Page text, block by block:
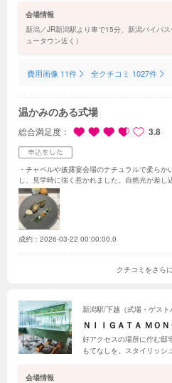
会場情報
新潟／JR新潟駅より車で15分、新潟バイパ
ュータウン近く）
費用画像 11件 全クチコミ 1027件
温かみのある式場
総合満足度 3.8
・チャペルや披露宴会場のナチュラルで柔ら
し、見学時に強く惹かれました。自然光が差し
とリラックスして過ごせる点も大きな魅力でし
で温かい対応にも安心感があり、当日のイメー
の一つです。貸切空間で自分たちらしい演出が
も魅力に感じました。費用やプランの説明も明
の距離感を大切にしたい方にぴったりの会場だ
自由度についても事前に確認しておくと良いと
成約： 2026-03-22 00:00:00.0
クチコミをさら
新潟駅/下越（式場・ゲスト
ＮＩＩＧＡＴＡ ＭＯ
好アクセスの場所に佇む邸
もてなしを。スタイリッシ
会場情報